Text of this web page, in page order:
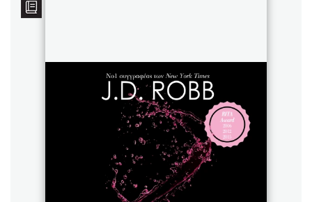
Χάρης Πολίτης
Καθρέφτης